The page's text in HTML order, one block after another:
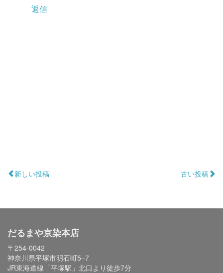
返信
新しい投稿 古い投稿
だるまや京染本店
〒254-0042
神奈川県平塚市明石町5−7
JR東海道線「平塚駅」北口より徒歩7分